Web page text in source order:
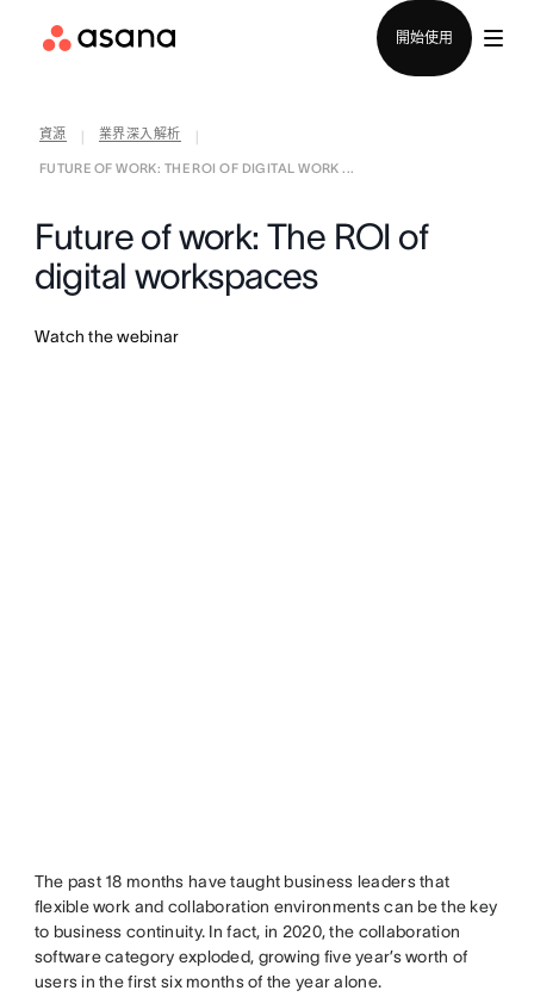
開始使用
資源 業界深入解析
FUTURE OF WORK: THE ROI OF DIGITAL WORK ...
Future of work: The ROI of
digital workspaces
Watch the webinar
The past 18 months have taught business leaders that
flexible work and collaboration environments can be the key
to business continuity. In fact, in 2020, the collaboration
software category exploded, growing five year’s worth of
users in the first six months of the year alone.